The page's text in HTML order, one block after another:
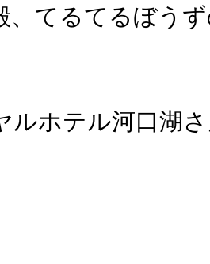
、てるてるぼう
ルホテル河口湖